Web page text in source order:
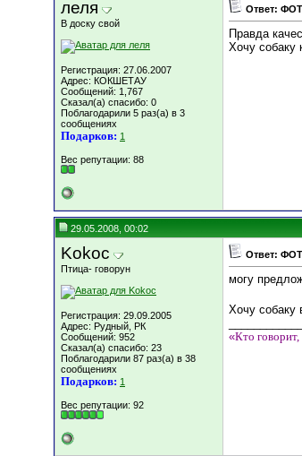
леля
В доску свой
Регистрация: 27.06.2007
Адрес: КОКШЕТАУ
Сообщений: 1,767
Сказал(а) спасибо: 0
Поблагодарили 5 раз(а) в 3
сообщениях
Подарков: 1
Вес репутации: 88
Ответ:
Правда
Хочу собаку
29.05.2008, 00:02
Kokoc
Птица- говорун
Регистрация: 29.09.2005
Адрес: Рудный, РК
Сообщений: 952
Сказал(а) спасибо: 23
Поблагодарили 87 раз(а) в 38
сообщениях
Подарков: 1
Вес репутации: 92
Ответ:
могу
Хочу собаку
«Кто говорит,